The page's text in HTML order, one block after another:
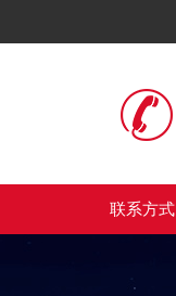
联系方式